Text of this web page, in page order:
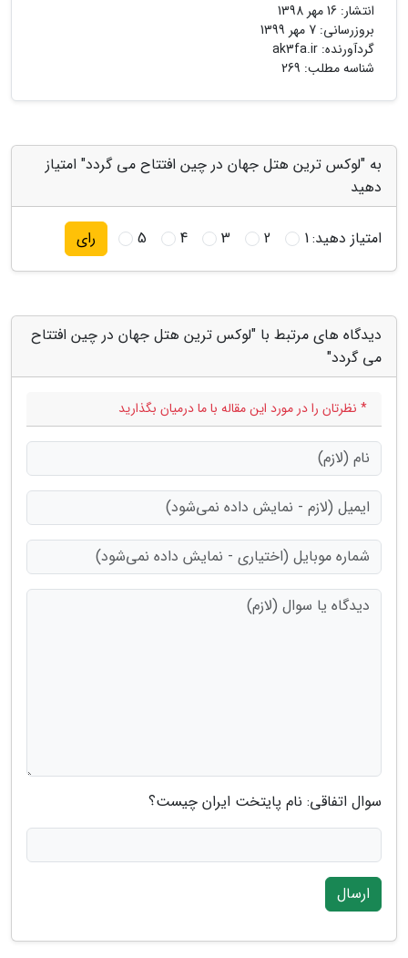
انتشار: 16 مهر 1398
بروزرسانی: 7 مهر 1399
گردآورنده: ak3fa.ir
شناسه مطلب: 269
به "لوکس ترین هتل جهان در چین افتتاح می گردد" امتیاز
دهید
امتیاز دهید:1
2
3
4
5 رای
دیدگاه های مرتبط با "لوکس ترین هتل جهان در چین افتتاح
می گردد"
* نظرتان را در مورد این مقاله با ما درمیان بگذارید
سوال اتفاقی: نام پایتخت ایران چیست؟
ارسال